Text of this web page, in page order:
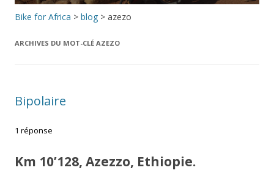
Bike for Africa > blog > azezo
ARCHIVES DU MOT-CLÉ AZEZO
Bipolaire
1 réponse
Km 10’128, Azezzo, Ethiopie.